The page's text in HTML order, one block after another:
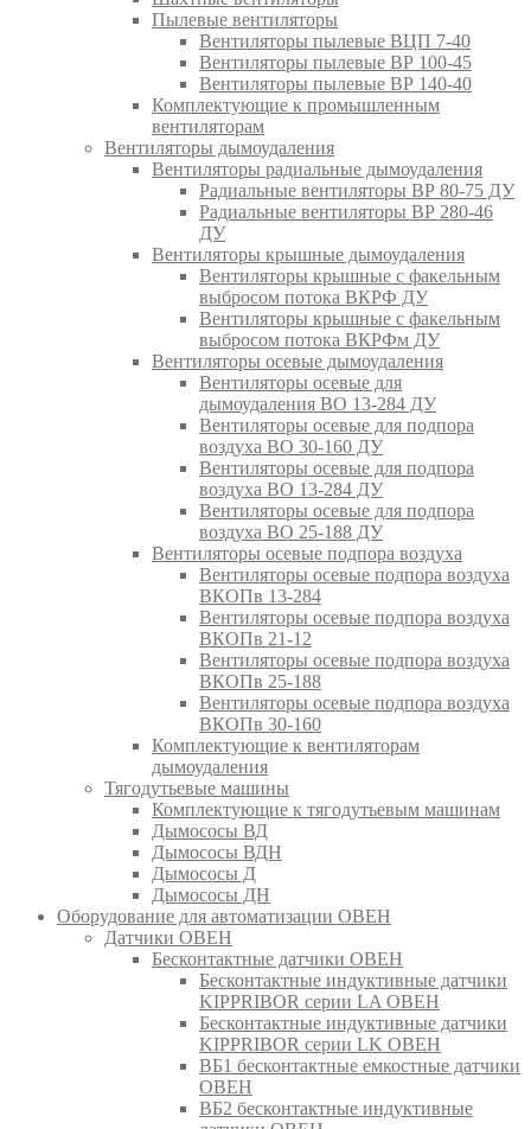
Пылевые вентиляторы
Вентиляторы пылевые ВЦП 7-40
Вентиляторы пылевые ВР 100-45
Вентиляторы пылевые ВР 140-40
Комплектующие к промышленным
вентиляторам
Вентиляторы дымоудаления
Вентиляторы радиальные дымоудаления
Радиальные вентиляторы ВР 80-75 ДУ
Радиальные вентиляторы ВР 280-46
ДУ
Вентиляторы крышные дымоудаления
Вентиляторы крышные с факельным
выбросом потока ВКРФ ДУ
Вентиляторы крышные с факельным
выбросом потока ВКРФм ДУ
Вентиляторы осевые дымоудаления
Вентиляторы осевые для
дымоудаления ВО 13-284 ДУ
Вентиляторы осевые для подпора
воздуха ВО 30-160 ДУ
Вентиляторы осевые для подпора
воздуха ВО 13-284 ДУ
Вентиляторы осевые для подпора
воздуха ВО 25-188 ДУ
Вентиляторы осевые подпора воздуха
Вентиляторы осевые подпора воздуха
ВКОПв 13-284
Вентиляторы осевые подпора воздуха
ВКОПв 21-12
Вентиляторы осевые подпора воздуха
ВКОПв 25-188
Вентиляторы осевые подпора воздуха
ВКОПв 30-160
Комплектующие к вентиляторам
дымоудаления
Тягодутьевые машины
Комплектующие к тягодутьевым машинам
Дымососы ВД
Дымососы ВДН
Дымососы Д
Дымососы ДН
Оборудование для автоматизации ОВЕН
Датчики ОВЕН
Бесконтактные датчики ОВЕН
Бесконтактные индуктивные датчики
KIPPRIBOR серии LA ОВЕН
Бесконтактные индуктивные датчики
KIPPRIBOR серии LK ОВЕН
ВБ1 бесконтактные емкостные датчики
ОВЕН
ВБ2 бесконтактные индуктивные